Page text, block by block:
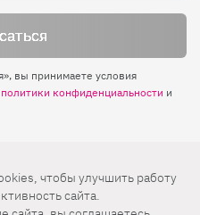
вы принимаете условия
политики конфиденциальности и
ее и нажмите
чтобы улучшить работу
сайта.